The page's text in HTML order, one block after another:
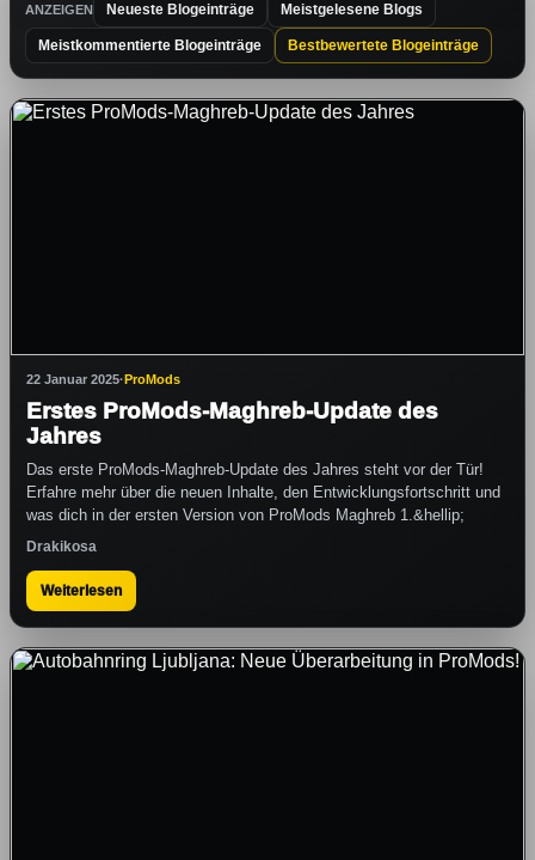
ANZEIGEN Neueste Blogeinträge Meistgelesene Blogs
Meistkommentierte Blogeinträge Bestbewertete Blogeinträge
22 Januar 2025·ProMods
Erstes ProMods-Maghreb-Update des
Jahres
Das erste ProMods-Maghreb-Update des Jahres steht vor der Tür!
Erfahre mehr über die neuen Inhalte, den Entwicklungsfortschritt und
was dich in der ersten Version von ProMods Maghreb 1.&hellip;
Drakikosa
Weiterlesen